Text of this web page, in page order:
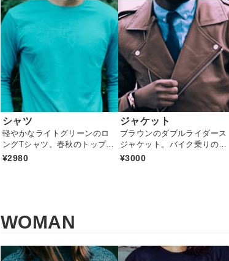
シャツ
軽やかなライトグリーンのロ
ングTシャツ。春秋のトップコ
ーデです。
¥2980
ジャケット
ブラウンのダブルライダース
ジャケット。バイク乗りの間
で超人気のアイテムです。
¥3000
WOMAN